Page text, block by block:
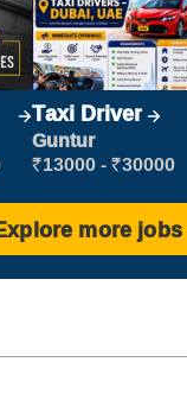
Taxi Driver
Guntur
₹13000 - ₹30000
more jobs